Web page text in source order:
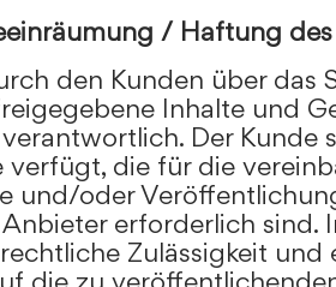
/ Haftung des
den Kunden über das
Inhalte und
Der Kunde
verfügt, die für die
und/oder
erforderlich sind.
Zulässigkeit
die zu